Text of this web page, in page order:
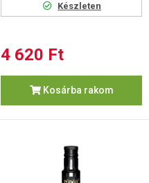
Készleten
4 620 Ft
Kosárba rakom